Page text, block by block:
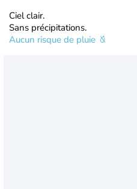
Ciel clair.
Sans précipitations.
Aucun risque de pluie